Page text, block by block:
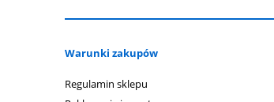
Warunki zakupów
Regulamin sklepu